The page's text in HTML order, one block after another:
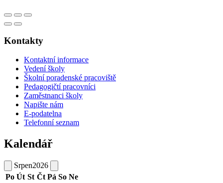
Kontakty
Kontaktní informace
Vedení školy
Školní poradenské pracoviště
Pedagogičtí pracovníci
Zaměstnanci školy
Napište nám
E-podatelna
Telefonní seznam
Kalendář
Srpen2026
Po Út St Čt Pá So Ne